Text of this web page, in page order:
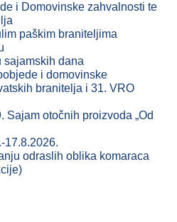
i Domovinske zahvalnosti te
paškim braniteljima
sajamskih dana
i domovinske
branitelja i 31. VRO
Sajam otočnih proizvoda „Od
17.8.2026.
odraslih oblika komaraca